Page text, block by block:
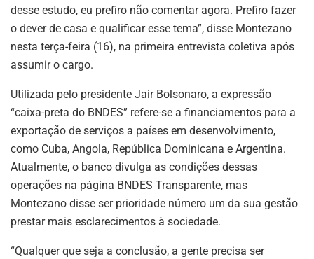
desse estudo, eu prefiro não comentar agora. Prefiro fazer
o dever de casa e qualificar esse tema”, disse Montezano
nesta terça-feira (16), na primeira entrevista coletiva após
assumir o cargo.
Utilizada pelo presidente Jair Bolsonaro, a expressão
“caixa-preta do BNDES” refere-se a financiamentos para a
exportação de serviços a países em desenvolvimento,
como Cuba, Angola, República Dominicana e Argentina.
Atualmente, o banco divulga as condições dessas
operações na página BNDES Transparente, mas
Montezano disse ser prioridade número um da sua gestão
prestar mais esclarecimentos à sociedade.
“Qualquer que seja a conclusão, a gente precisa ser